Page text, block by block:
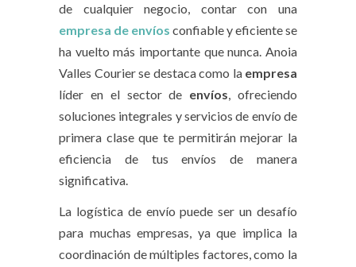
de cualquier negocio, contar con una
empresa de envíos confiable y eficiente se
ha vuelto más importante que nunca. Anoia
Valles Courier se destaca como la empresa
líder en el sector de envíos, ofreciendo
soluciones integrales y servicios de envío de
primera clase que te permitirán mejorar la
eficiencia de tus envíos de manera
significativa.
La logística de envío puede ser un desafío
para muchas empresas, ya que implica la
coordinación de múltiples factores, como la